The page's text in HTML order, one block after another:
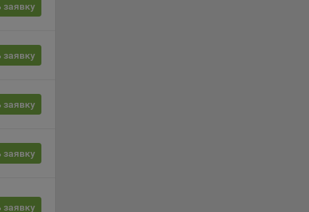
заявку
заявку
заявку
заявку
заявку